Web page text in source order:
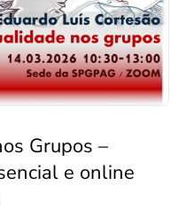
Grupos –
e online